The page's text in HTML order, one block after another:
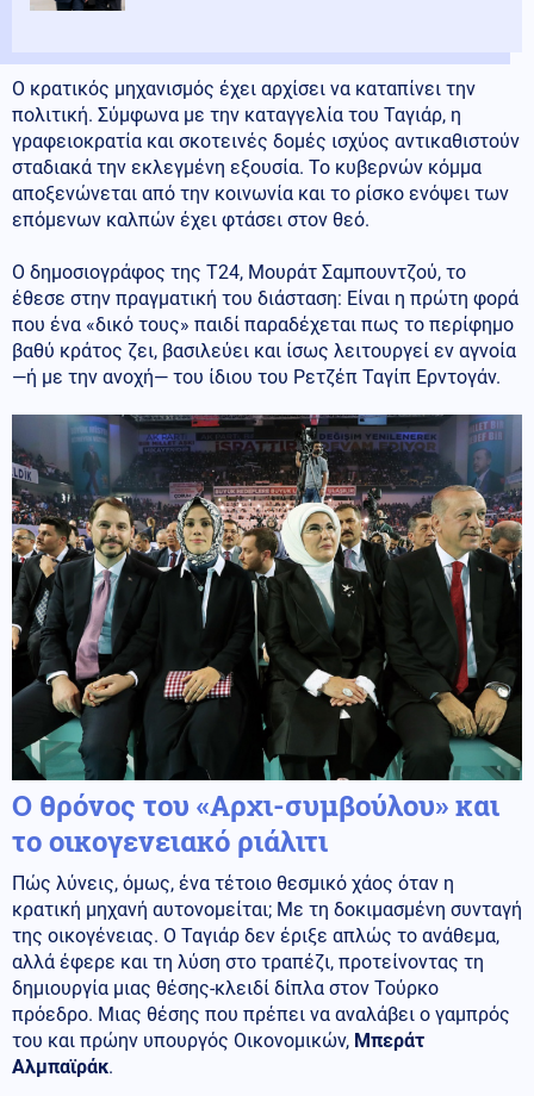
Ο κρατικός μηχανισμός έχει αρχίσει να καταπίνει την
πολιτική. Σύμφωνα με την καταγγελία του Ταγιάρ, η
γραφειοκρατία και σκοτεινές δομές ισχύος αντικαθιστούν
σταδιακά την εκλεγμένη εξουσία. Το κυβερνών κόμμα
αποξενώνεται από την κοινωνία και το ρίσκο ενόψει των
επόμενων καλπών έχει φτάσει στον θεό.
Ο δημοσιογράφος της T24, Μουράτ Σαμπουντζού, το
έθεσε στην πραγματική του διάσταση: Είναι η πρώτη φορά
που ένα «δικό τους» παιδί παραδέχεται πως το περίφημο
βαθύ κράτος ζει, βασιλεύει και ίσως λειτουργεί εν αγνοία
—ή με την ανοχή— του ίδιου του Ρετζέπ Ταγίπ Ερντογάν.
Ο θρόνος του «Αρχι-συμβούλου» και
το οικογενειακό ριάλιτι
Πώς λύνεις, όμως, ένα τέτοιο θεσμικό χάος όταν η
κρατική μηχανή αυτονομείται; Με τη δοκιμασμένη συνταγή
της οικογένειας. Ο Ταγιάρ δεν έριξε απλώς το ανάθεμα,
αλλά έφερε και τη λύση στο τραπέζι, προτείνοντας τη
δημιουργία μιας θέσης-κλειδί δίπλα στον Τούρκο
πρόεδρο. Μιας θέσης που πρέπει να αναλάβει ο γαμπρός
του και πρώην υπουργός Οικονομικών, Μπεράτ
Αλμπαϊράκ.